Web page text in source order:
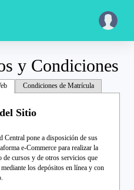
y Condiciones
Condiciones de Matrícula
Sitio
Central pone a disposición de sus
e-Commerce para realizar la
de cursos y de otros servicios que
mediante los depósitos en línea y con